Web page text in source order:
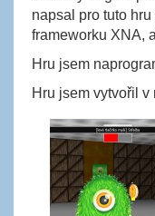
napsal pro tuto hru
frameworku XNA,
Hru jsem
Hru jsem vytvořil v